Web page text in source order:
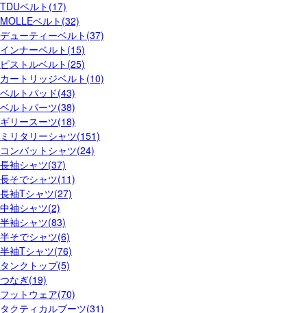
TDUベルト(17)
MOLLEベルト(32)
デューティーベルト(37)
インナーベルト(15)
ピストルベルト(25)
カートリッジベルト(10)
ベルトパッド(43)
ベルトパーツ(38)
ギリースーツ(18)
ミリタリーシャツ(151)
コンバットシャツ(24)
長袖シャツ(37)
長そでシャツ(11)
長袖Tシャツ(27)
中袖シャツ(2)
半袖シャツ(83)
半そでシャツ(6)
半袖Tシャツ(76)
タンクトップ(5)
つなぎ(19)
フットウェア(70)
タクティカルブーツ(31)